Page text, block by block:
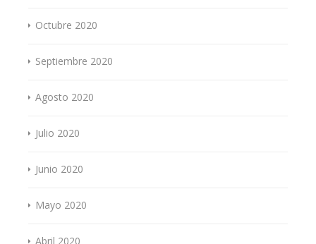
Octubre 2020
Septiembre 2020
Agosto 2020
Julio 2020
Junio 2020
Mayo 2020
Abril 2020